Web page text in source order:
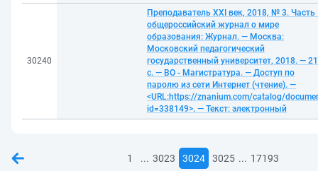
30240
Преподаватель XXI век, 2018, № 3. Часть
общероссийский журнал о мире
образования: Журнал. — Москва:
Московский педагогический
государственный университет, 2018. —
с. — ВО - Магистратура. — Доступ по
паролю из сети Интернет (чтение). —
<URL:https://znanium.com/catalog/
id=338149>. — Текст: электронный
1 ... 3023 3024 3025 ... 17193